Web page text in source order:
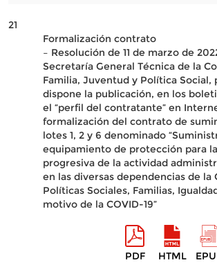
21
Formalización contrato
– Resolución de 11 de marzo de
Secretaría General Técnica de la
Familia, Juventud y Política Social,
dispone la publicación, en los
el “perfil del contratante” en
formalización del contrato de
lotes 1, 2 y 6 denominado
equipamiento de protección para
progresiva de la actividad
en las diversas dependencias de la
Políticas Sociales, Familias,
motivo de la COVID-19”
PDF HTML